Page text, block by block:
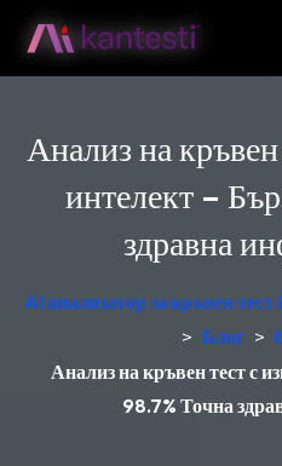
Анализ на кръвен
интелект –
здравна
AI анализатор за кръвен
> Блог >
Анализ на кръвен тест с
98.7% Точна